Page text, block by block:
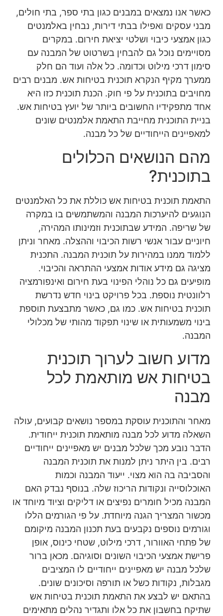
כאשר אנו נמצאים במבנים כגון בתי ספר, בתי חולים,
מבני עסקים ואפילו בבתי דירות, נבחין באלמנטים
כגון אמצעי כיבוי ושלטי יציאת חירום. במקרים
מסויימים נוכל גם להבחין בשרטוט של המבנה עם
סימון דרכי מילוט וכדומה. כל אלה ועוד הם חלק
ממערך מקיף הנקרא תוכנית בטיחות אש. מבנים רבים
מחויבים בתוכנית על פי חוק. הכנת תוכנית כזו היא
אחד מתפקידיו החשובים ביותר של יועץ בטיחות אש.
בניית התוכנית מחייבת התאמת אלמנטים שונים
למאפיינים הייחודיים של כל מבנה.
מהם הנושאים הכלולים
בתוכנית?
התאמת תוכנית בטיחות אש כוללת את כל האלמנטים
הנוגעים להיערכות המבנה והמשתמשים בו במקרה
של שריפה. המידע שבתוכנית וזמינותו המהירה,
חיוניים עבור אנשי רשות הכיבוי וההצלה. מאחר וניתן
ללמוד ממנו במהירות על תוכנית המבנה. התכנית
מציגה גם מידע אודות אמצעי ההתראה והכיבוי.
מופיעים גם כל נוהלי הפינוי בעת חירום ואינפורמציה
רלוונטית נוספת. בכל פרויקט בינוי חדש נדרשת
תוכנית בטיחות אש. כמו גם, כאשר מתבצעת תוספת
בינוי משמעותית או שינוי תפקוד מהותי של מכלולי
המבנה.
מדוע חשוב לערוך תוכנית
בטיחות אש מותאמת לכל
מבנה
מאחר והתוכנית עוסקת במספר נושאים קבועים, עולה
השאלה מדוע לכל מבנה מותאמת תוכנית ייחודית.
הדבר נובע מכך שלכל מבנים יש מאפיינים ייחודיים
רבים. בין היתר ניתן למנות את תוכנית המבנה
והסביבה בה הוא מצוי. ייעוד המבנה וכמות
האוכלוסייה ונקודות הריכוז שלה. בנוסף נבדק האם
המבנה מכיל חומרים נפיצים או דליקים וציוד מיוחד או
מכשור המצריך הגנה מיוחדת. על פי הגורמים הללו
וגורמים נוספים נקבעים בעת תכנון המבנה מיקומם
של פתחי האוורור, דרכי מילוט, שטחי כינוס, אופן
פרישת אמצעי הכיבוי השונים וסוגיהם. מכאן ברור
שלכל מבנה יש מאפיינים ייחודיים לו המציבים
מגבלות, נקודות כשל או תורפה וסיכונים שונים.
בהתאם יש לבצע את התאמת תוכנית בטיחות אש
שתיקח בחשבון את כל אלו ותגדיר נהלים מתאימים